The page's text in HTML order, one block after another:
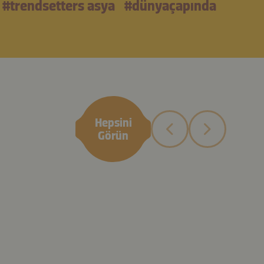
#trendsetters asya #dünyaçapında
Hepsini
Görün